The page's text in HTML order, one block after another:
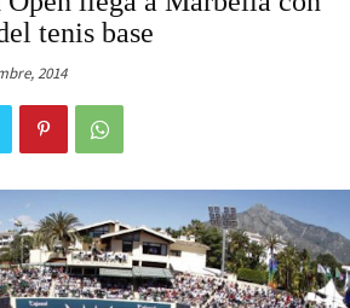
tenis base
2014